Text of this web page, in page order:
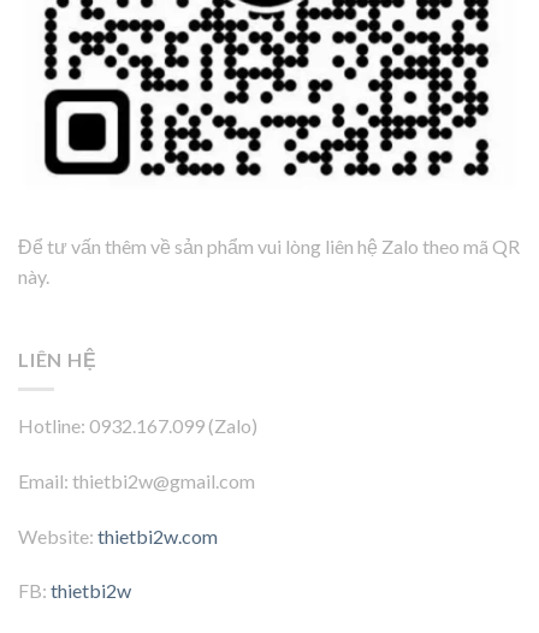
Để tư vấn thêm về sản phẩm vui lòng liên hệ Zalo theo mã QR
này.
LIÊN HỆ
Hotline: 0932.167.099 (Zalo)
Email: thietbi2w@gmail.com
Website: thietbi2w.com
FB: thietbi2w